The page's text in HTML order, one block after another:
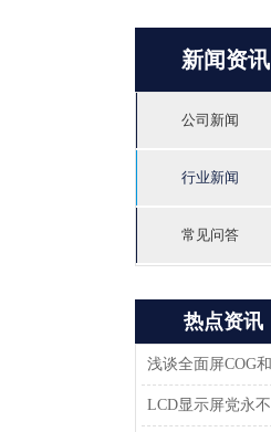
新闻资讯
公司新闻
行业新闻
常见问答
热点资讯